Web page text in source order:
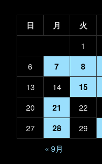
日 月 火
1
6
7 8
13
14 15
20
21 22
27
28 29
« 9月